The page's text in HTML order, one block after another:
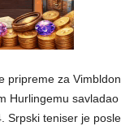
pripreme za Vimbldon
Hurlingemu savladao
Srpski teniser je posle